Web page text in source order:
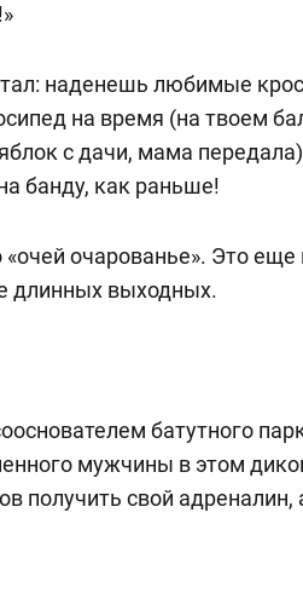
наденешь любимые
на время (на твоем
с дачи, мама
банду, как раньше!
очарованье». Это
длинных выходных.
батутного
мужчины в этом
получить свой адреналин,